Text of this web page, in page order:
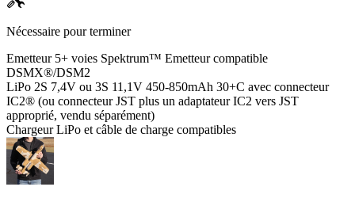
Nécessaire pour terminer
Emetteur 5+ voies Spektrum™ Emetteur compatible
DSMX®/DSM2
LiPo 2S 7,4V ou 3S 11,1V 450-850mAh 30+C avec connecteur
IC2® (ou connecteur JST plus un adaptateur IC2 vers JST
approprié, vendu séparément)
Chargeur LiPo et câble de charge compatibles